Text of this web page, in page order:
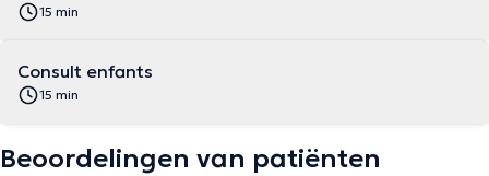
15 min
Consult enfants
15 min
Beoordelingen van patiënten